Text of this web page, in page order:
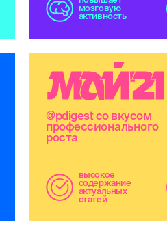
мозговую
активность
МАЙ'21
@pdigest со вкусом
профессионального
роста
высокое
содержание
актуальных
статей